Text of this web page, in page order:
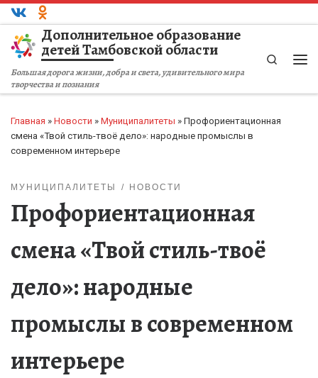
Перейти к содержимому
Дополнительное образование
детей Тамбовской области
Большая дорога жизни, добра и света, удивительного мира
творчества и познания
Search
Главная » Новости » Муниципалитеты » Профориентационная
смена «Твой стиль-твоё дело»: народные промыслы в
современном интерьере
МУНИЦИПАЛИТЕТЫ НОВОСТИ
Профориентационная
смена «Твой стиль-твоё
дело»: народные
промыслы в современном
интерьере